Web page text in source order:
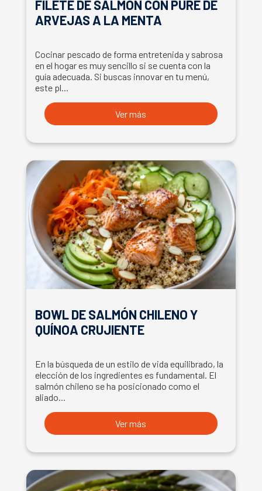
FILETE DE SALMÓN CON PURÉ DE
ARVEJAS A LA MENTA
Cocinar pescado de forma entretenida y sabrosa
en el hogar es muy sencillo si se cuenta con la
guía adecuada. Si buscas innovar en tu menú,
este pl...
Ver más
BOWL DE SALMÓN CHILENO Y
QUÍNOA CRUJIENTE
En la búsqueda de un estilo de vida equilibrado, la
elección de los ingredientes es fundamental. El
salmón chileno se ha posicionado como el
aliado...
Ver más